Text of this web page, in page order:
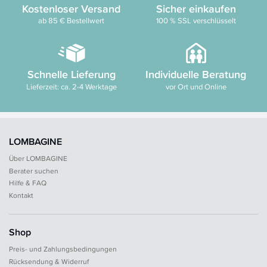
Kostenloser Versand
ab 85 € Bestellwert
Sicher einkaufen
100 % SSL verschlüsselt
Schnelle Lieferung
Lieferzeit: ca. 2-4 Werktage
Individuelle Beratung
vor Ort und Online
LOMBAGINE
Über LOMBAGINE
Berater suchen
Hilfe & FAQ
Kontakt
Shop
Preis- und Zahlungsbedingungen
Rücksendung & Widerruf